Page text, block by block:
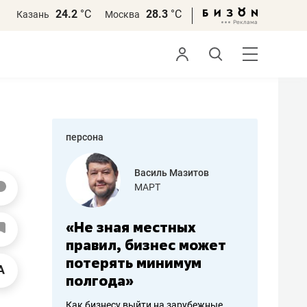
Казань 24.2 °С Москва 28.3 °С
персона
работа
Василь Мазитов
МАРТ
«Не зная местных
правил, бизнес может
потерять минимум
полгода»